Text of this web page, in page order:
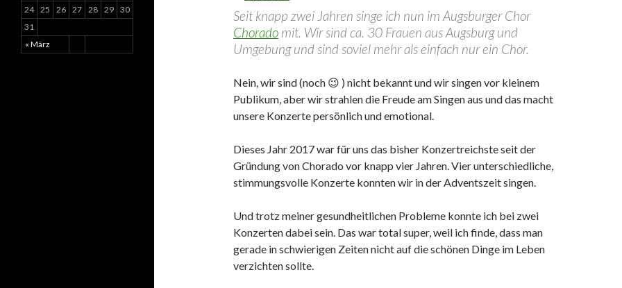
Seit knapp zwei Jahren singe ich nun im Augsburger Chor
Chorado mit. Wir sind ca. 30 Frauen aus Augsburg und
Umgebung und sind soviel mehr als einfach nur ein Chor.
Nein, wir sind (noch 😉 ) nicht bekannt und wir singen vor kleinem
Publikum, aber wir strahlen die Freude am Singen aus und das macht
unsere Konzerte persönlich und emotional.
Dieses Jahr 2017 war für uns das bisher Konzertreichste seit der
Gründung von Chorado vor knapp vier Jahren. Vier unterschiedliche,
stimmungsvolle Konzerte konnten wir in der Adventszeit singen.
Und trotz meiner gesundheitlichen Probleme konnte ich bei zwei
Konzerten dabei sein. Das war total super, weil ich finde, dass man
gerade in schwierigen Zeiten nicht auf die schönen Dinge im Leben
verzichten sollte.
« März
24 25 26 27 28 29 30
31